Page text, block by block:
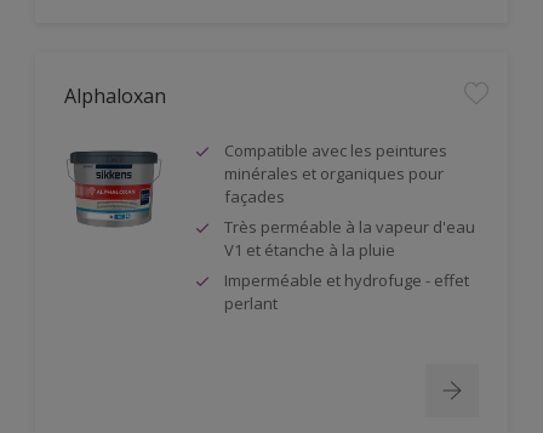
Alphaloxan
Compatible avec les peintures
minérales et organiques pour
façades
Très perméable à la vapeur d'eau
V1 et étanche à la pluie
Imperméable et hydrofuge - effet
perlant